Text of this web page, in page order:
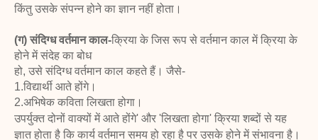
किंतु उसके संपन्न होने का ज्ञान नहीं होता।
(ग) संदिग्ध वर्तमान काल-क्रिया के जिस रूप से वर्तमान काल में क्रिया के
होने में संदेह का बोध
हो, उसे संदिग्ध वर्तमान काल कहते हैं। जैसे-
1.विद्यार्थी आते होंगे।
2.अभिषेक कविता लिखता होगा।
उपर्युक्त दोनों वाक्यों में आते होंगे' और 'लिखता होगा' क्रिया शब्दों से यह
ज्ञात होता है कि कार्य वर्तमानसमय हो रहा है पर उसके होने में संभावना है।